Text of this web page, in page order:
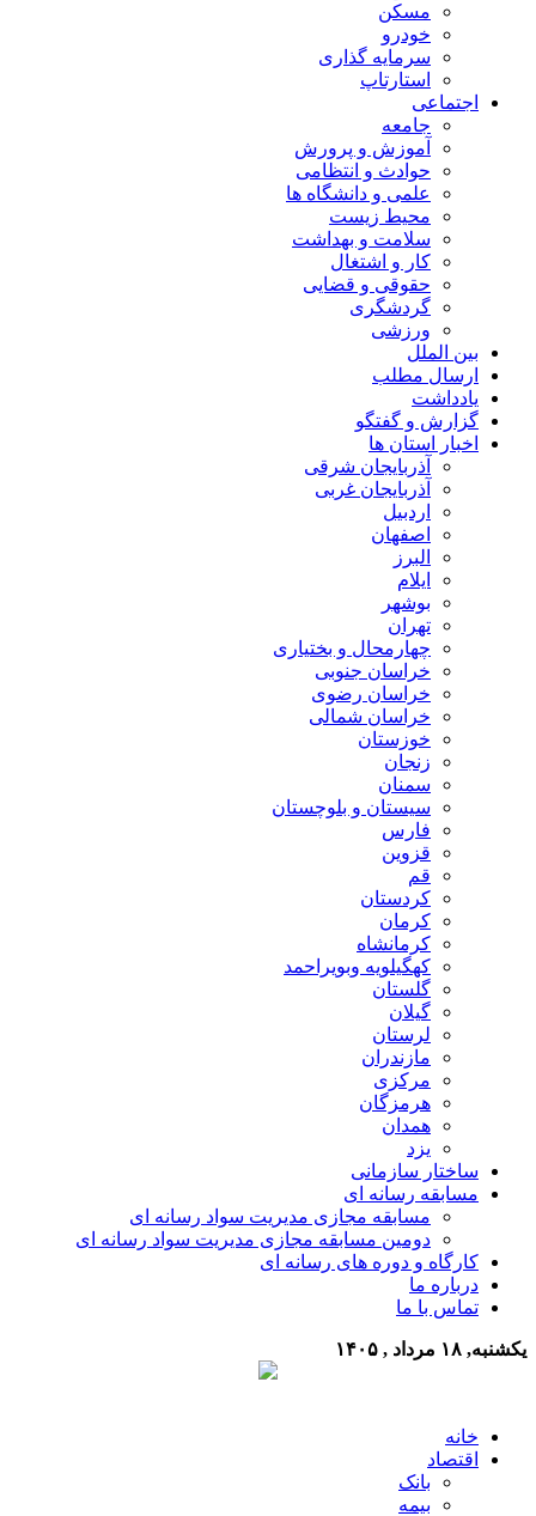
مسکن
خودرو
سرمایه گذاری
استارتاپ
اجتماعی
جامعه
آموزش و پرورش
حوادث و انتظامی
علمی و دانشگاه ها
محیط زیست
سلامت و بهداشت
کار و اشتغال
حقوقی و قضایی
گردشگری
ورزشی
بین الملل
ارسال مطلب
یادداشت
گزارش و گفتگو
اخبار استان ها
آذربایجان شرقی
آذربایجان غربی
اردبیل
اصفهان
البرز
ایلام
بوشهر
تهران
چهارمحال و بختیاری
خراسان جنوبی
خراسان رضوی
خراسان شمالی
خوزستان
زنجان
سمنان
سیستان و بلوچستان
فارس
قزوین
قم
کردستان
کرمان
کرمانشاه
کهگیلویه وبویراحمد
گلستان
گیلان
لرستان
مازندران
مرکزی
هرمزگان
همدان
یزد
ساختار سازمانی
مسابقه رسانه ای
مسابقه مجازی مدیریت سواد رسانه ای
دومین مسابقه مجازی مدیریت سواد رسانه ای
کارگاه و دوره های رسانه ای
درباره ما
تماس با ما
یکشنبه, ۱۸ مرداد , ۱۴۰۵
خانه
اقتصاد
بانک
بیمه